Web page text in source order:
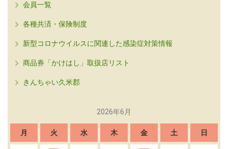
会員一覧
各種共済・保険制度
新型コロナウイルスに関連した感染症対策情報
商品券「かけはし」取扱店リスト
きんちゃい久米郡
2026年6月
月 火 水 木 金 土 日